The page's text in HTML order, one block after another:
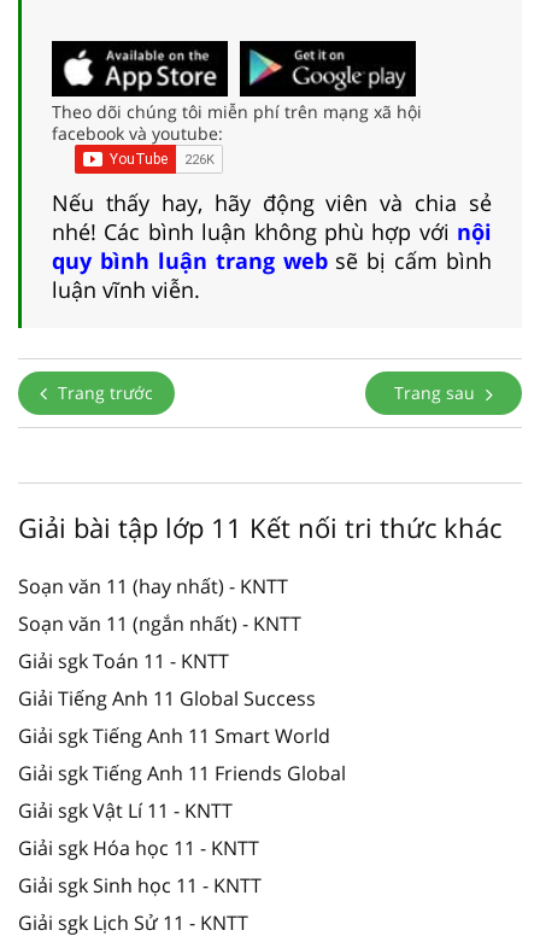
Theo dõi chúng tôi miễn phí trên mạng xã hội
facebook và youtube:
Nếu thấy hay, hãy động viên và chia sẻ
nhé! Các bình luận không phù hợp với nội
quy bình luận trang websẽ bị cấm bình
luận vĩnh viễn.
Trang trước Trang sau
Giải bài tập lớp 11 Kết nối tri thức khác
Soạn văn 11 (hay nhất) - KNTT
Soạn văn 11 (ngắn nhất) - KNTT
Giải sgk Toán 11 - KNTT
Giải Tiếng Anh 11 Global Success
Giải sgk Tiếng Anh 11 Smart World
Giải sgk Tiếng Anh 11 Friends Global
Giải sgk Vật Lí 11 - KNTT
Giải sgk Hóa học 11 - KNTT
Giải sgk Sinh học 11 - KNTT
Giải sgk Lịch Sử 11 - KNTT